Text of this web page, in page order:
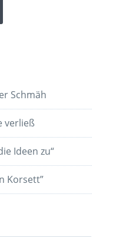
Schmäh
verließ
Ideen zu“
Korsett”